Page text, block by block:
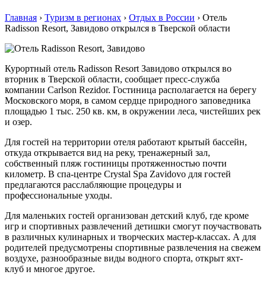
Главная › Туризм в регионах › Отдых в России › Отель
Radisson Resort, Завидово открылся в Тверской области
Курортный отель Radisson Resort Завидово открылся во
вторник в Тверской области, сообщает пресс-служба
компании Carlson Rezidor. Гостиница располагается на берегу
Московского моря, в самом сердце природного заповедника
площадью 1 тыс. 250 кв. км, в окружении леса, чистейших рек
и озер.
Для гостей на территории отеля работают крытый бассейн,
откуда открывается вид на реку, тренажерный зал,
собственный пляж гостиницы протяженностью почти
километр. В спа-центре Crystal Spa Zavidovo для гостей
предлагаются расслабляющие процедуры и
профессиональные уходы.
Для маленьких гостей организован детский клуб, где кроме
игр и спортивных развлечений детишки смогут поучаствовать
в различных кулинарных и творческих мастер-классах. А для
родителей предусмотрены спортивные развлечения на свежем
воздухе, разнообразные виды водного спорта, открыт яхт-
клуб и многое другое.